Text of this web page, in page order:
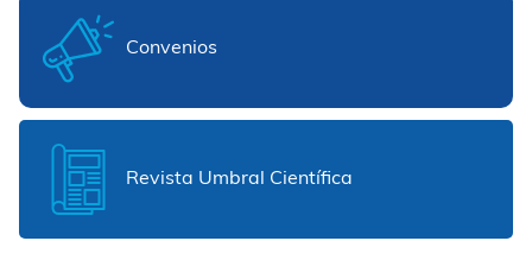
Convenios
Revista Umbral Científica